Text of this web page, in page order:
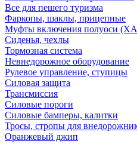
Все для пешего туризма
Фаркопы, шаклы, прицепные
Муфты включения полуоси
Сиденья, чехлы
Тормозная система
Невнедорожное оборудование
Рулевое управление, ступицы
Силовая защита
Трансмиссия
Силовые пороги
Силовые бамперы, калитки
Тросы, стропы для
Оранжевый джип